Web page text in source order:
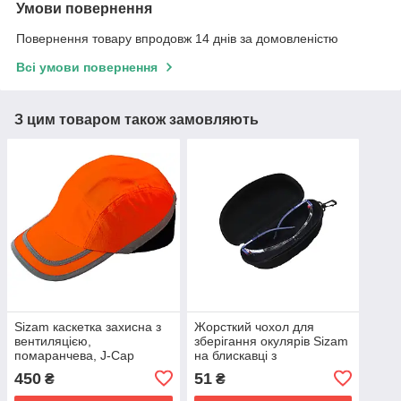
Умови повернення
Повернення товару впродовж 14 днів за домовленістю
Всі умови повернення
З цим товаром також замовляють
Sizam каскетка захисна з
вентиляцією,
помаранчева, J-Cap
450 ₴
Жорсткий чохол для
зберігання окулярів Sizam
на блискавці з
арт. 35086
51₴